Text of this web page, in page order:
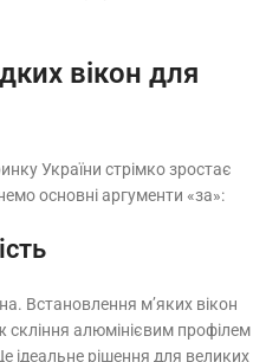
вікон для
України стрімко зростає
основні аргументи «за»:
Встановлення м’яких вікон
алюмінієвим профілем
ідеальне рішення для великих